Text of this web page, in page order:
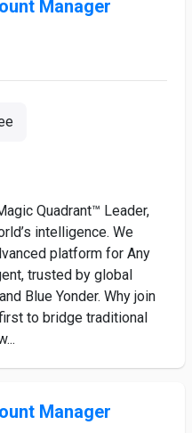
Manager
Quadrant™ Leader,
intelligence. We
platform for Any
trusted by global
Blue Yonder. Why join
to bridge traditional
Manager